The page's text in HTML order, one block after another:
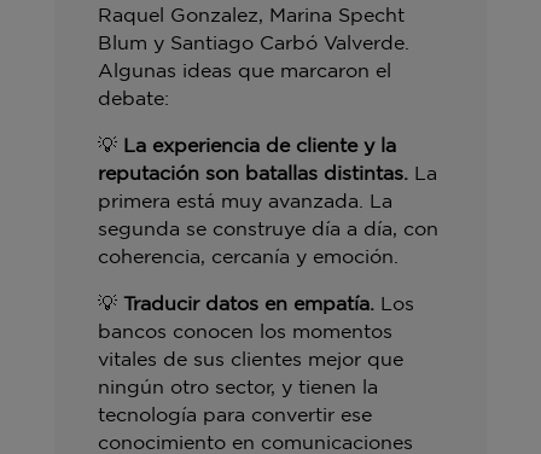
Raquel Gonzalez, Marina Specht
Blum y Santiago Carbó Valverde.
Algunas ideas que marcaron el
debate:
💡 La experiencia de cliente y la
reputación son batallas distintas.La
primera está muy avanzada. La
segunda se construye día a día, con
coherencia, cercanía y emoción.
💡Traducir datos en empatía.Los
bancos conocen los momentos
vitales de sus clientes mejor que
ningún otro sector, y tienen la
tecnología para convertir ese
conocimiento en comunicaciones